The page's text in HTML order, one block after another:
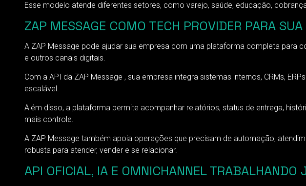
Esse modelo atende diferentes setores, como varejo, saúde, educação,
ZAP MESSAGE COMO TECH PROVIDER PARA
A ZAP Message pode ajudar sua empresa com uma plataforma completa para
e outros canais digitais.
Com a API da ZAP Message , sua empresa integra sistemas internos, CRMs,
escalável.
Além disso, a plataforma permite acompanhar relatórios, status de entrega,
mais controle.
A ZAP Message também apoia operações que precisam de automação,
robusta para atender, vender e se relacionar.
API OFICIAL, IA E OMNICHANNEL TRABALHANDO